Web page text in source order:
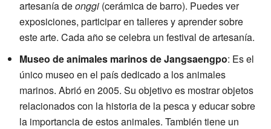
artesanía deonggi (cerámica de barro). Puedes ver
exposiciones, participar en talleres y aprender sobre
este arte. Cada año se celebra un festival de artesanía.
Museo de animales marinos de Jangsaengpo: Es el
único museo en el país dedicado a los animales
marinos. Abrió en 2005. Su objetivo es mostrar objetos
relacionados con la historia de la pesca y educar sobre
la importancia de estos animales. También tiene un